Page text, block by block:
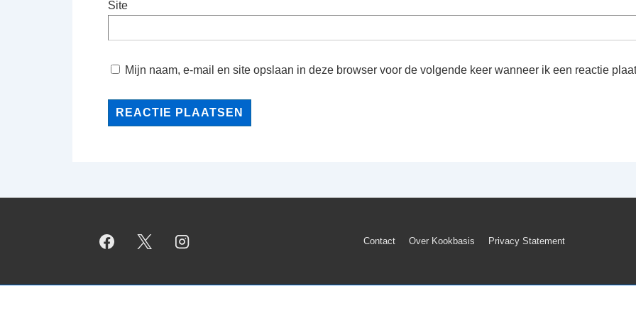
Site
Mijn naam, e-mail en site opslaan in deze browser voor de volgende keer wanneer ik een reactie
Footer
Contact Over Kookbasis Privacy Statement